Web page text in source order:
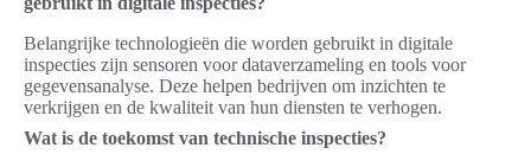
Belangrijke technologieën die worden gebruikt in digitale
inspecties zijn sensoren voor dataverzameling en tools voor
gegevensanalyse. Deze helpen bedrijven om inzichten te
verkrijgen en de kwaliteit van hun diensten te verhogen.
Wat is de toekomst van technische inspecties?